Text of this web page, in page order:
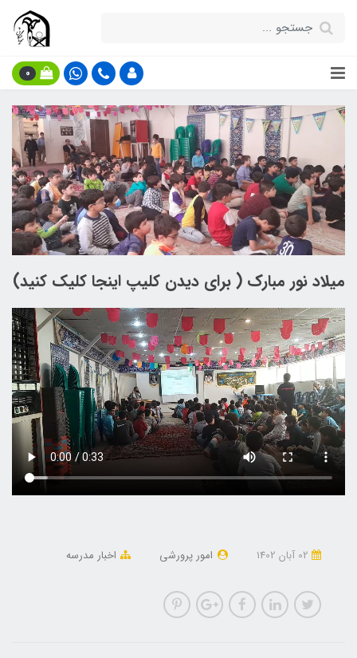
0
میلاد نور مبارک ( برای دیدن کلیپ اینجا کلیک کنید)
امور پرورشی اخبار مدرسه